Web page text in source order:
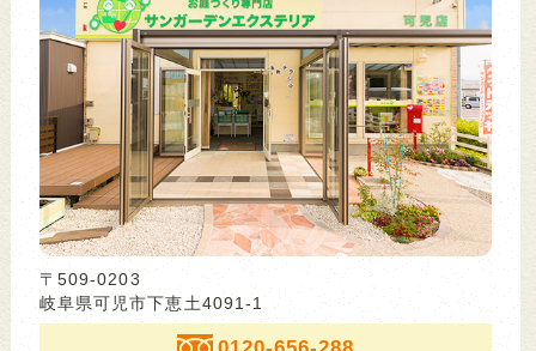
〒509-0203
岐阜県可児市下恵土4091-1